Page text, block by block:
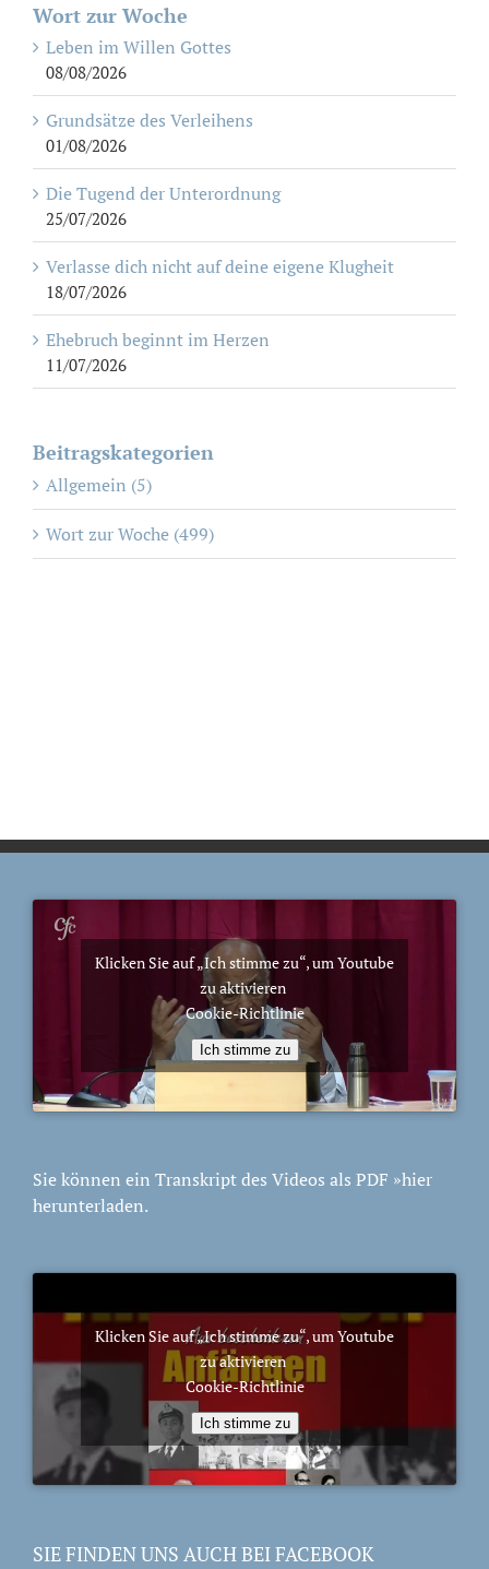
Wort zur Woche
Leben im Willen Gottes
08/08/2026
Grundsätze des Verleihens
01/08/2026
Die Tugend der Unterordnung
25/07/2026
Verlasse dich nicht auf deine eigene Klugheit
18/07/2026
Ehebruch beginnt im Herzen
11/07/2026
Beitragskategorien
Allgemein (5)
Wort zur Woche (499)
Klicken Sie auf „Ich stimme zu“, um Youtube
zu aktivieren
Cookie-Richtlinie
Ich stimme zu
Sie können ein Transkript des Videos als PDF »hier
herunterladen.
Klicken Sie auf „Ich stimme zu“, um Youtube
zu aktivieren
Cookie-Richtlinie
Ich stimme zu
SIE FINDEN UNS AUCH BEI FACEBOOK